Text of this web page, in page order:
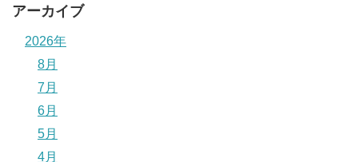
アーカイブ
2026年
8月
7月
6月
5月
4月